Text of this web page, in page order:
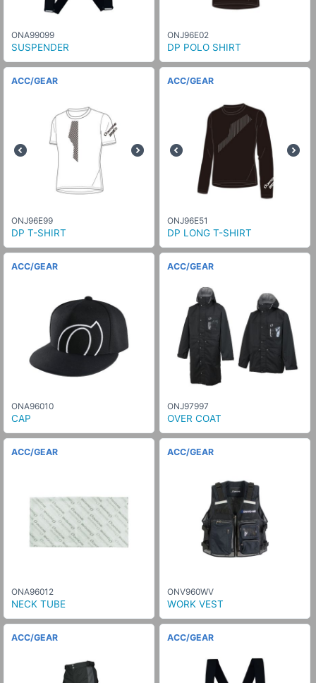
ONA99099
SUSPENDER
ONJ96E02
DP POLO SHIRT
ACC/GEAR
ONJ96E99
DP T-SHIRT
ACC/GEAR
ONJ96E51
DP LONG T-SHIRT
ACC/GEAR
ONA96010
CAP
ACC/GEAR
ONJ97997
OVER COAT
ACC/GEAR
ONA96012
NECK TUBE
ACC/GEAR
ONV960WV
WORK VEST
ACC/GEAR ACC/GEAR